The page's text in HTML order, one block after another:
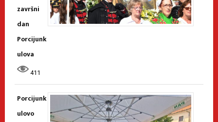
završni
dan
Porcijunk
ulova
411
Porcijunk
ulovo